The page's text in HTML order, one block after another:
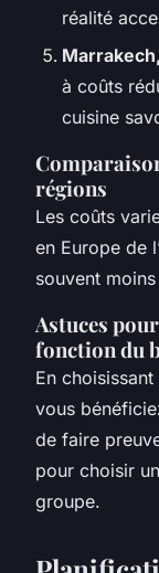
réalité
à coûts
cuisine
régions
Les coûts
en Europe de
souvent moins
Astuces
fonction du
En
vous
de faire
pour choisir
groupe.